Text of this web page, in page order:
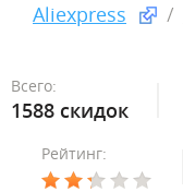
Aliexpress
Всего:
1588 скидок
Рейтинг: